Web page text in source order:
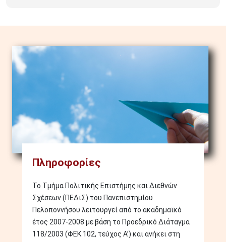
Image
Πληροφορίες
Το Τμήμα Πολιτικής Επιστήμης και Διεθνών
Σχέσεων (ΠΕΔιΣ) του Πανεπιστημίου
Πελοποννήσου λειτουργεί από το ακαδημαϊκό
έτος 2007-2008 με βάση το Προεδρικό Διάταγμα
118/2003 (ΦΕΚ 102, τεύχος Α’) και ανήκει στη